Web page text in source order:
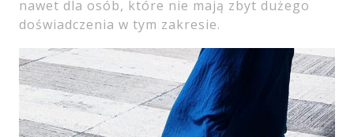
nawet dla osób, które nie mają zbyt dużego
doświadczenia w tym zakresie.